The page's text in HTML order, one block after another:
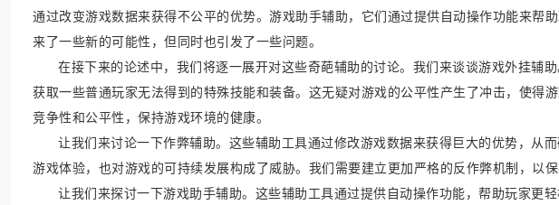
通过改变游戏数据来获得不公平的优势。游戏助手辅助，它们通过提供自动操作功能来帮
来了一些新的可能性，但同时也引发了一些问题。
在接下来的论述中，我们将逐一展开对这些奇葩辅助的讨论。我们来谈谈游戏外挂辅
获取一些普通玩家无法得到的特殊技能和装备。这无疑对游戏的公平性产生了冲击，使得
竞争性和公平性，保持游戏环境的健康。
让我们来讨论一下作弊辅助。这些辅助工具通过修改游戏数据来获得巨大的优势，从
游戏体验，也对游戏的可持续发展构成了威胁。我们需要建立更加严格的反作弊机制，以保
让我们来探讨一下游戏助手辅助。这些辅助工具通过提供自动操作功能，帮助玩家更